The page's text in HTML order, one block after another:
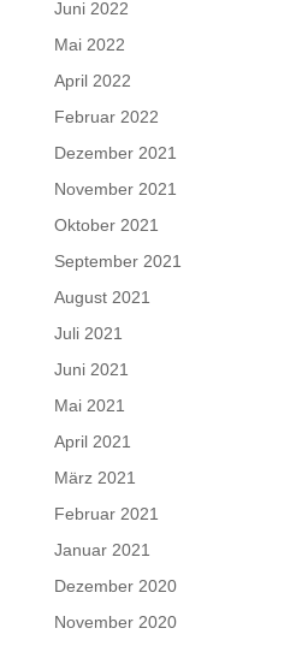
Juni 2022
Mai 2022
April 2022
Februar 2022
Dezember 2021
November 2021
Oktober 2021
September 2021
August 2021
Juli 2021
Juni 2021
Mai 2021
April 2021
März 2021
Februar 2021
Januar 2021
Dezember 2020
November 2020